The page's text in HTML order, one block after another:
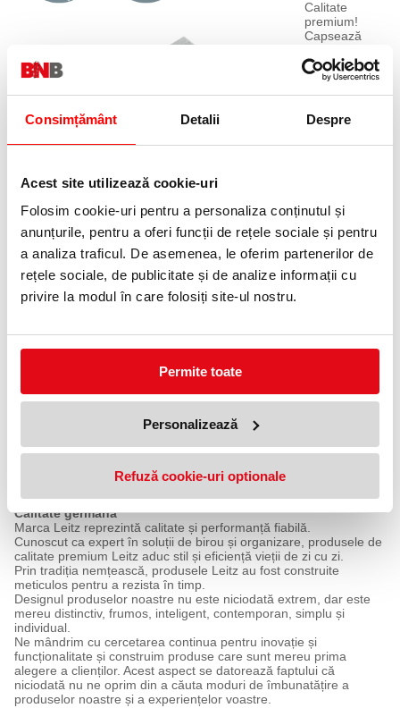
Consimțământ Detalii Despre
Acest site utilizează cookie-uri
Folosim cookie-uri pentru a personaliza conținutul și
anunțurile, pentru a oferi funcții de rețele sociale și pentru
a analiza traficul. De asemenea, le oferim partenerilor de
rețele sociale, de publicitate și de analize informații cu
privire la modul în care folosiți site-ul nostru.
Permite toate
Personalizează
Refuză cookie-uri optionale
Calitate
premium!
Capsează
de coli (80
gsm)
Capsele
portrivite
picior si
Calitate germană
Marca Leitz reprezintă calitate și performanță fiabilă.
Cunoscut ca expert în soluții de birou și organizare, produsele de
calitate premium Leitz aduc stil și eficiență vieții de zi cu zi.
Prin tradiția nemțească, produsele Leitz au fost construite
meticulos pentru a rezista în timp.
Designul produselor noastre nu este niciodată extrem, dar este
mereu distinctiv, frumos, inteligent, contemporan, simplu și
individual.
Ne mândrim cu cercetarea continua pentru inovație și
funcționalitate și construim produse care sunt mereu prima
alegere a clienților. Acest aspect se datorează faptului că
niciodată nu ne oprim din a căuta moduri de îmbunatățire a
produselor noastre și a experiențelor voastre.